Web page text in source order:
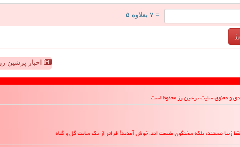
= ۷ بعلاوه ۵
اخبار پرشین رز
زیبا نیستند، بلکه سخنگوی طبیعت اند، خوش آمدید! فراتر از یک سایت گل و گیاه